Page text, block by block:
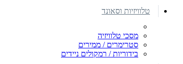
טלוויזיות וסאונד
מסכי טלוויזיה
סטרימרים / ממירים
בידוריות / רמקולים ניידים